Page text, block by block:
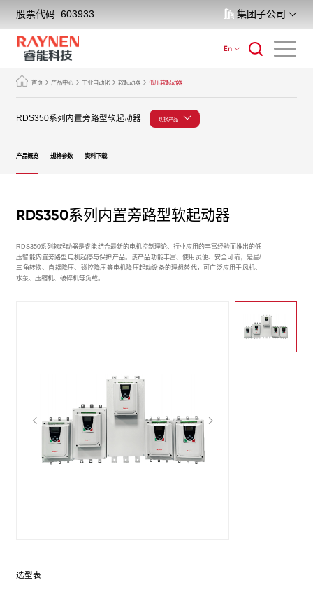
股票代码: 603933 集团子公司
En
首页 产品中心 工业自动化 软起动器 低压软起动器
RDS350系列内置旁路型软起动器 切换产品
产品概览 规格参数 资料下载
RDS350系列内置旁路型软起动器
RDS350系列软起动器是睿能结合最新的电机控制理论、行业应用的丰富经验而推出的低
压智能内置旁路型电机起停与保护产品。该产品功能丰富、使用灵便、安全可靠，是星/
三角转换、自耦降压、磁控降压等电机降压起动设备的理想替代，可广泛应用于风机、
水泵、压缩机、破碎机等负载。
选型表